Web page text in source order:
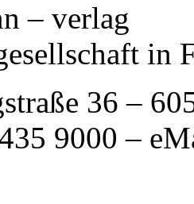
– verlag
in
36 –
9000 –